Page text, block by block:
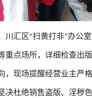
汇区“扫黄打非”办公室
重点场所，详细检查出
，现场提醒经营业主严
决杜绝销售盗版、淫秽